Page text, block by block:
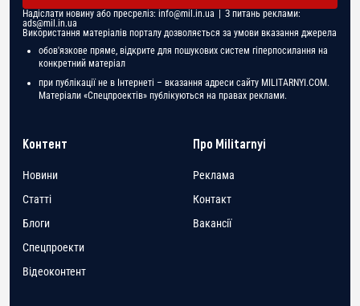
Надіслати новину або пресреліз: info@mil.in.ua | З питань реклами:
ads@mil.in.ua
Використання матеріалів порталу дозволяється за умови вказання джерела
обов'язкове пряме, відкрите для пошукових систем гіперпосилання на
конкретний матеріал
при публікації не в Інтернеті – вказання адреси сайту MILITARNYI.COM.
Матеріали «Спецпроектів» публікуються на правах реклами.
Контент
Новини
Статті
Блоги
Спецпроекти
Відеоконтент
Про Militarnyi
Реклама
Контакт
Вакансії